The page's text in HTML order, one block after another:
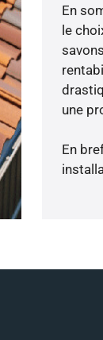
En
le
une
En